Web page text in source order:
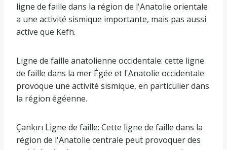
ligne de faille dans la région de l'Anatolie orientale
a une activité sismique importante, mais pas aussi
active que Kefh.
Ligne de faille anatolienne occidentale: cette ligne
de faille dans la mer Égée et l'Anatolie occidentale
provoque une activité sismique, en particulier dans
la région égéenne.
Çankırı Ligne de faille: Cette ligne de faille dans la
région de l'Anatolie centrale peut provoquer des